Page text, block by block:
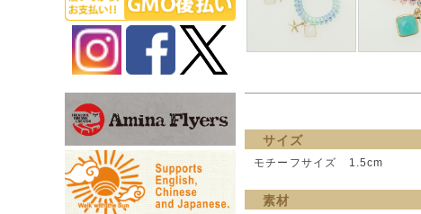
サイズ
モチーフサイズ 1.5cm
素材